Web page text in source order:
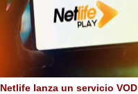
Netlife lanza un servicio VOD